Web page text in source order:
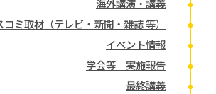
海外講演・講義
コミ取材（テレビ・新聞・雑誌 等）
イベント情報
学会等 実施報告
最終講義